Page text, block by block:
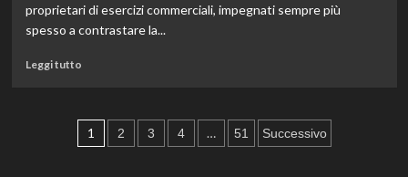
a
risarcire
proprietari di esercizi commerciali, impegnati sempre più
spesso a contrastare la...
Leggi tuttoLeggi
Prevenzione
ePaginazione
1 2 3 4 … 51 Successivo